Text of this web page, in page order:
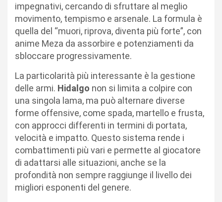
impegnativi, cercando di sfruttare al meglio
movimento, tempismo e arsenale. La formula è
quella del “muori, riprova, diventa più forte”, con
anime Meza da assorbire e potenziamenti da
sbloccare progressivamente.
La particolarità più interessante è la gestione
delle armi. Hidalgo non si limita a colpire con
una singola lama, ma può alternare diverse
forme offensive, come spada, martello e frusta,
con approcci differenti in termini di portata,
velocità e impatto. Questo sistema rende i
combattimenti più vari e permette al giocatore
di adattarsi alle situazioni, anche se la
profondità non sempre raggiunge il livello dei
migliori esponenti del genere.